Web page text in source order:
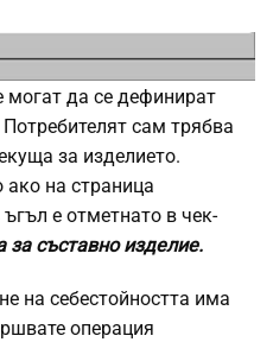
могат да се дефинират
сам трябва
за изделието.
ако на страница
е отметнато в чек-
за съставно изделие.
на себестойността има
операция